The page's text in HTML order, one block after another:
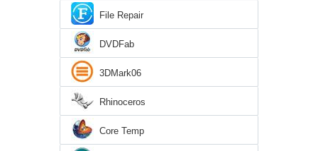
File Repair
DVDFab
3DMark06
Rhinoceros
Core Temp